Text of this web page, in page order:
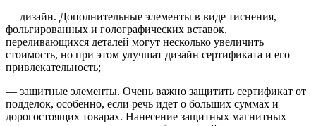
— дизайн. Дополнительные элементы в виде тиснения,
фольгированных и голографических вставок,
переливающихся деталей могут несколько увеличить
стоимость, но при этом улучшат дизайн сертификата и его
привлекательность;
— защитные элементы. Очень важно защитить сертификат от
подделок, особенно, если речь идет о больших суммах и
дорогостоящих товарах. Нанесение защитных магнитных